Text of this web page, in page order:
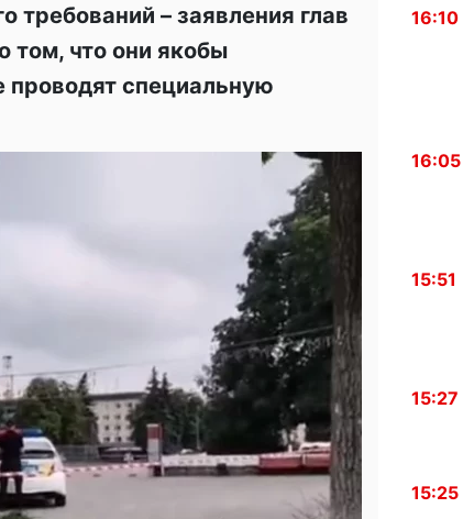
требований – заявления глав
том, что они якобы
специальную
16:10
16:05
15:51
15:27
15:25